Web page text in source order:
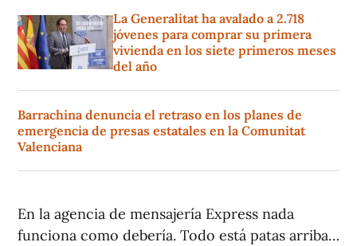
La Generalitat ha avalado a 2.718
jóvenes para comprar su primera
vivienda en los siete primeros meses
del año
Barrachina denuncia el retraso en los planes de
emergencia de presas estatales en la Comunitat
Valenciana
En la agencia de mensajería Express nada
funciona como debería. Todo está patas arriba…